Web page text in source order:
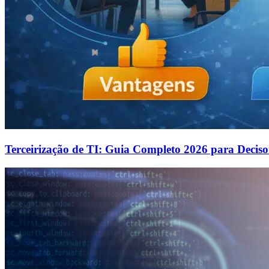
Terceirização de TI: Guia Completo 2026 para